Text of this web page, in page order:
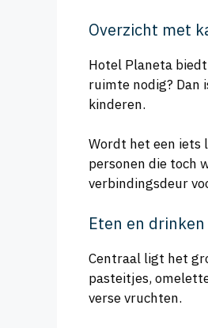
Overzicht met
Hotel Planeta
ruimte nodig? Dan
kinderen.
Wordt het een iets
personen die toch
verbindingsdeur
Eten en drinken
Centraal ligt het
pasteitjes,
verse vruchten.